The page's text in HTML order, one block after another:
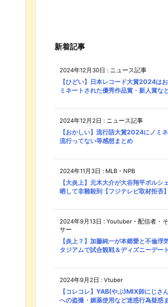
新着記事
2024年12月30日 : ニュース記事
【ひどい】日本レコード大賞2024は
ミネートされた優秀作品賞・新人賞な
2024年12月2日 : ニュース記事
【おかしい】流行語大賞2024にノミ
流行ってない等感想まとめ
2024年11月3日 : MLB・NPB
【大炎上】元木大介が大谷翔平ポルシ
晒して非難殺到【フジテレビ取材拒否】
2024年9月13日 : Youtuber・配信者・
サー
【炎上？】加藤純一が本郷愛と不倫浮
タジアムで試合観戦＆ディズニーデー
2024年9月2日 : Vtuber
【コレコレ】YAB(やぶ)MIX師にじさ
への盗撮・媚薬使用など迷惑行為疑惑